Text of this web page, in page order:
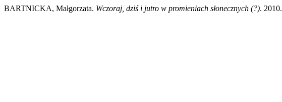
BARTNICKA, Małgorzata. Wczoraj, dziś i jutro w promieniach słonecznych (?). 2010.